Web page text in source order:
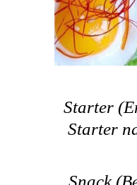
Starter
Starter
Snack